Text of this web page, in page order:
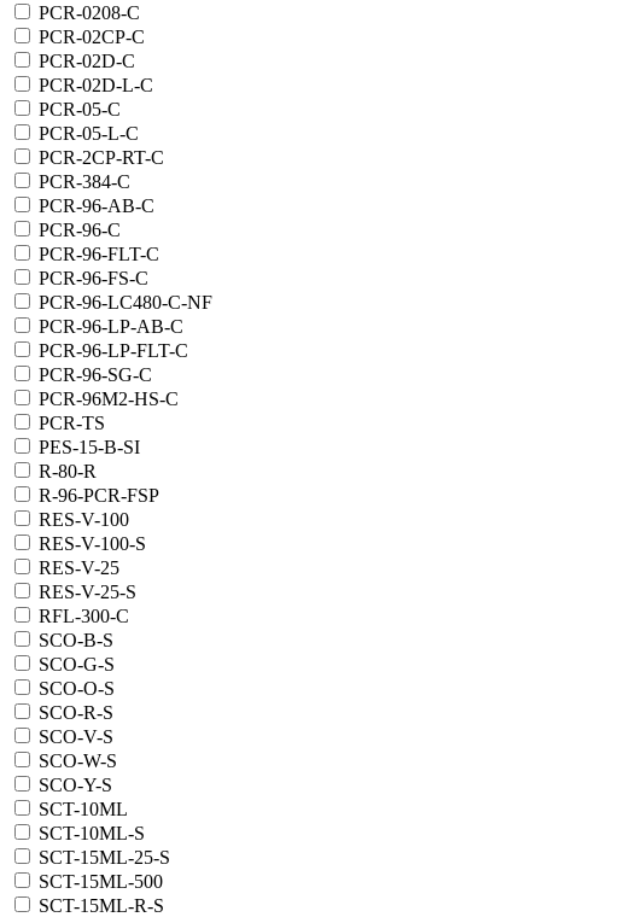
PCR-0208-C
PCR-02CP-C
PCR-02D-C
PCR-02D-L-C
PCR-05-C
PCR-05-L-C
PCR-2CP-RT-C
PCR-384-C
PCR-96-AB-C
PCR-96-C
PCR-96-FLT-C
PCR-96-FS-C
PCR-96-LC480-C-NF
PCR-96-LP-AB-C
PCR-96-LP-FLT-C
PCR-96-SG-C
PCR-96M2-HS-C
PCR-TS
PES-15-B-SI
R-80-R
R-96-PCR-FSP
RES-V-100
RES-V-100-S
RES-V-25
RES-V-25-S
RFL-300-C
SCO-B-S
SCO-G-S
SCO-O-S
SCO-R-S
SCO-V-S
SCO-W-S
SCO-Y-S
SCT-10ML
SCT-10ML-S
SCT-15ML-25-S
SCT-15ML-500
SCT-15ML-R-S